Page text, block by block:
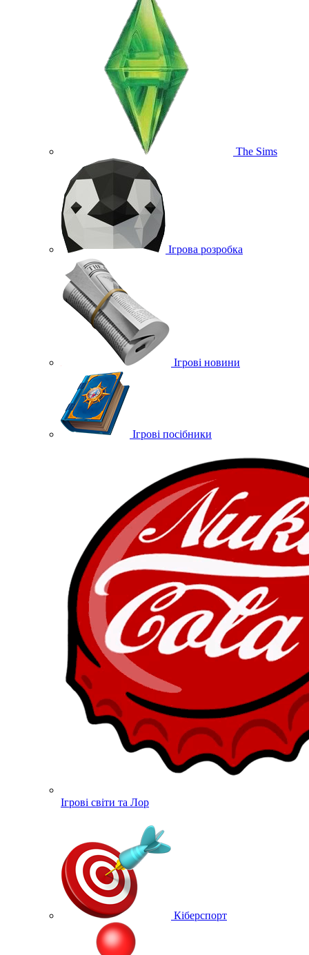
The Sims
Ігрова розробка
Ігрові новини
Ігрові посібники
Ігрові світи та Лор
Кіберспорт